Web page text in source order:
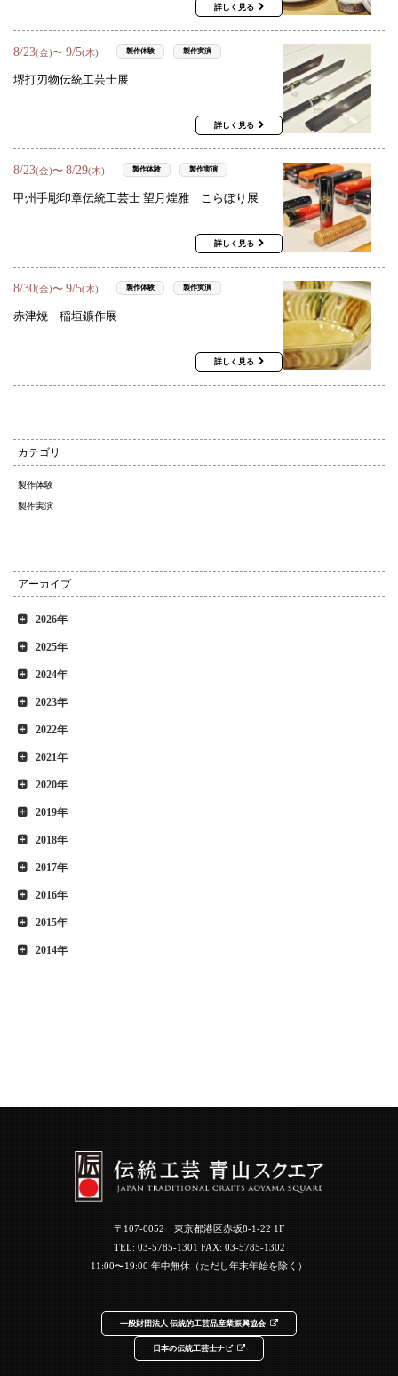
詳しく見る
8/23(金)〜 9/5(木) 製作体験 製作実演
堺打刃物伝統工芸士展
詳しく見る
8/23(金)〜 8/29(木) 製作体験 製作実演
甲州手彫印章伝統工芸士 望月煌雅 こらぼり展
詳しく見る
8/30(金)〜 9/5(木) 製作体験 製作実演
赤津焼 稲垣鑛作展
詳しく見る
カテゴリ
製作体験
製作実演
アーカイブ
2026年
2025年
2024年
2023年
2022年
2021年
2020年
2019年
2018年
2017年
2016年
2015年
2014年
〒107-0052 東京都港区赤坂8-1-22 1F
TEL: 03-5785-1301 FAX: 03-5785-1302
11:00〜19:00 年中無休（ただし年末年始を除く）
一般財団法人 伝統的工芸品産業振興協会
日本の伝統工芸士ナビ